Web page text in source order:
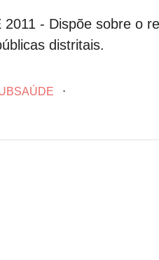
- Dispõe sobre o
distritais.
⋅